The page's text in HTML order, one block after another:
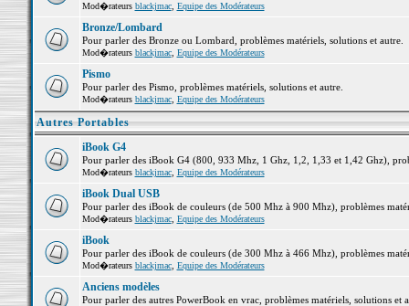
Mod�rateurs blackjmac, Equipe des Modérateurs
Bronze/Lombard
Pour parler des Bronze ou Lombard, problèmes matériels, solutions et autre.
Mod�rateurs blackjmac, Equipe des Modérateurs
Pismo
Pour parler des Pismo, problèmes matériels, solutions et autre.
Mod�rateurs blackjmac, Equipe des Modérateurs
Autres Portables
iBook G4
Pour parler des iBook G4 (800, 933 Mhz, 1 Ghz, 1,2, 1,33 et 1,42 Ghz),
Mod�rateurs blackjmac, Equipe des Modérateurs
iBook Dual USB
Pour parler des iBook de couleurs (de 500 Mhz à 900 Mhz), problèmes
Mod�rateurs blackjmac, Equipe des Modérateurs
iBook
Pour parler des iBook de couleurs (de 300 Mhz à 466 Mhz), problèmes
Mod�rateurs blackjmac, Equipe des Modérateurs
Anciens modèles
Pour parler des autres PowerBook en vrac, problèmes matériels, solutions et